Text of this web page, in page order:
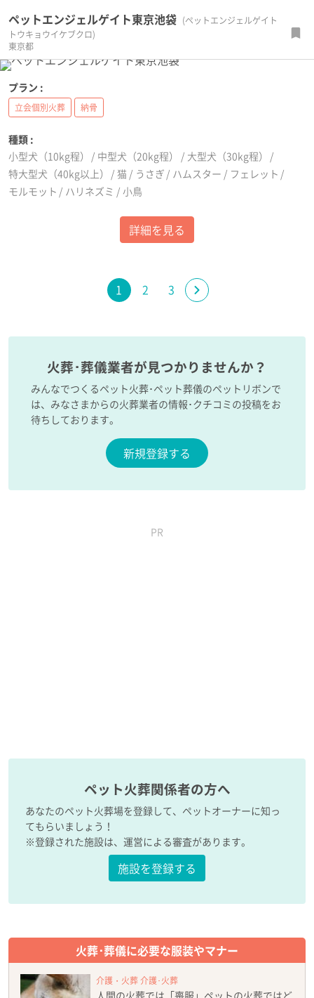
ペットエンジェルゲイト東京池袋 (ペットエンジェルゲイト
トウキョウイケブクロ)
東京都
プラン :
立会個別火葬 納骨
種類 :
小型犬（10kg程）
中型犬（20kg程）
大型犬（30kg程）
特大型犬（40kg以上）
猫 うさぎ ハムスター
フェレット
モルモット
ハリネズミ 小鳥
詳細を見る
1 2 3
火葬･葬儀業者が見つかりませんか？
みんなでつくるペット火葬･ペット葬儀のペットリボンで
は、みなさまからの火葬業者の情報･クチコミの投稿をお
待ちしております。
新規登録する
PR
ペット火葬関係者の方へ
あなたのペット火葬場を登録して、ペットオーナーに知っ
てもらいましょう！
※登録された施設は、運営による審査があります。
施設を登録する
火葬･葬儀に必要な服装やマナー
介護・火葬 介護･火葬